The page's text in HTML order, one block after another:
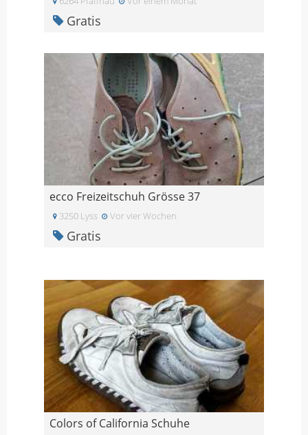
Gratis
ecco Freizeitschuh Grösse 37
3250 Lyss Vor vier Wochen
Gratis
Colors of California Schuhe